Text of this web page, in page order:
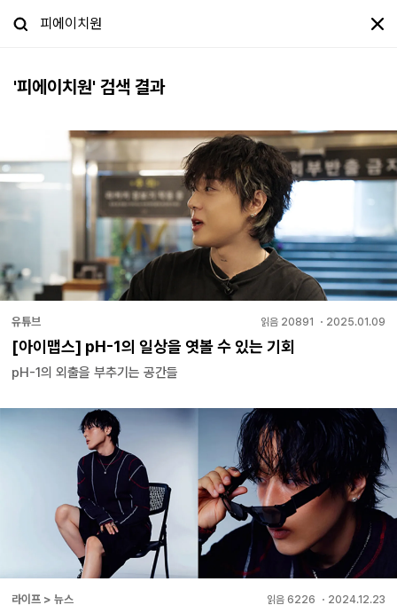
'피에이치원' 검색 결과
유튜브 읽음 20891 ・ 2025.01.09
[아이맵스] pH-1의 일상을 엿볼 수 있는 기회
pH-1의 외출을 부추기는 공간들
라이프 > 뉴스 읽음 6226 ・ 2024.12.23